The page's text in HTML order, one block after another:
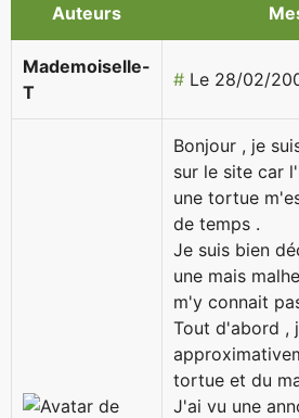
Auteurs
Mademoiselle-
T
# Le 28/02/
Bonjour , je
sur le site car
une tortue
de temps .
Je suis bien
une mais
m'y connait
Tout d'abord ,
tortue et du
J'ai vu une